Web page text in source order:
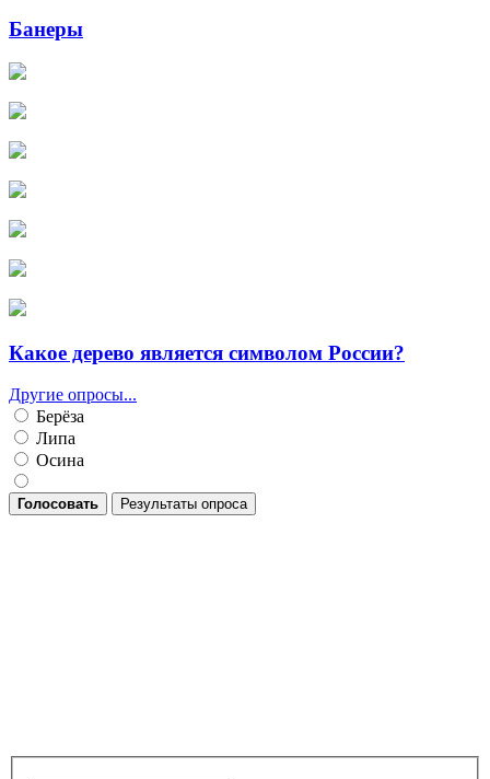
Банеры
Какое дерево является символом России?
Другие опросы...
Берёза
Липа
Осина
Голосовать Результаты опроса